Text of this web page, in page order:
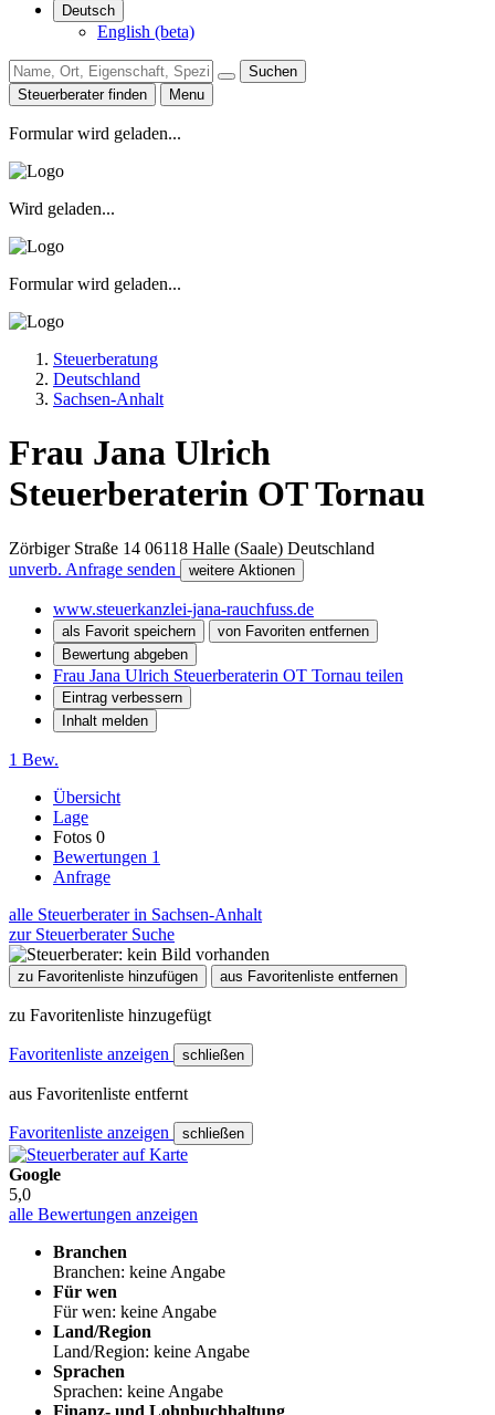
Deutsch
English (beta)
Suchen
Steuerberater finden
Menu
Formular wird geladen...
Wird geladen...
Formular wird geladen...
Steuerberatung
Deutschland
Sachsen-Anhalt
Frau Jana Ulrich
Steuerberaterin OT Tornau
Zörbiger Straße 14 06118 Halle (Saale) Deutschland
unverb. Anfrage senden
weitere Aktionen
www.steuerkanzlei-jana-rauchfuss.de
als Favorit speichern
von Favoriten entfernen
Bewertung abgeben
Frau Jana Ulrich Steuerberaterin OT Tornau teilen
Eintrag verbessern
Inhalt melden
1 Bew.
Übersicht
Lage
Fotos 0
Bewertungen 1
Anfrage
alle Steuerberater in Sachsen-Anhalt
zur Steuerberater Suche
zu Favoritenliste hinzufügen aus Favoritenliste entfernen
zu Favoritenliste hinzugefügt
Favoritenliste anzeigen schließen
aus Favoritenliste entfernt
Favoritenliste anzeigen schließen
Google
5,0
alle Bewertungen anzeigen
Branchen
Branchen: keine Angabe
Für wen
Für wen: keine Angabe
Land/Region
Land/Region: keine Angabe
Sprachen
Sprachen: keine Angabe
Finanz- und Lohnbuchhaltung